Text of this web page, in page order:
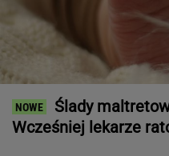
Ślady
Wcześniej lekarze